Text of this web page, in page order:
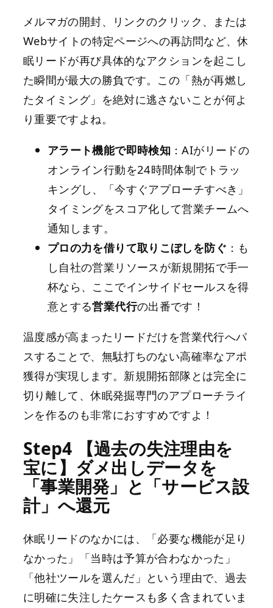
メルマガの開封、リンクのクリック、または
Webサイトの特定ページへの再訪問など、休
眠リードが再び具体的なアクションを起こし
た瞬間が最大の勝負です。この「熱が再燃し
たタイミング」を絶対に逃さないことが何よ
り重要ですよね。
アラート機能で即時検知 ：AIがリードの
オンライン行動を24時間体制でトラッ
キングし、「今すぐアプローチすべき」
タイミングをスコア化して営業チームへ
通知します。
プロの力を借りて取りこぼしを防ぐ ：も
し自社の営業リソースが新規開拓で手一
杯なら、ここでインサイドセールスを得
意とする営業代行の出番です！
温度感が高まったリードだけを営業代行へパ
スすることで、無駄打ちのない高確率なアポ
獲得が実現します。新規開拓部隊とは完全に
切り離して、休眠発掘専門のアプローチライ
ンを作るのも非常におすすめですよ！
Step4 【過去の失注理由を
宝に】ダメ出しデータを
「事業開発」と「サービス設
計」へ還元
休眠リードのなかには、「必要な機能が足り
なかった」「当時は予算が合わなかった」
「他社ツールを選んだ」という理由で、過去
に明確に失注したケースも多く含まれていま